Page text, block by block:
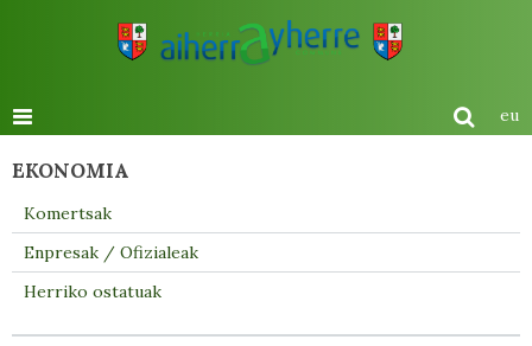
eu
EKONOMIA
Komertsak
Enpresak / Ofizialeak
Herriko ostatuak